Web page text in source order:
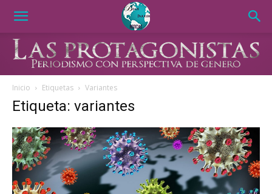
Inicio Etiquetas Variantes
Etiqueta: variantes